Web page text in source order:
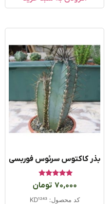
بذر کاکتوس سرئوس فوربسی
5.0070,000 تومان
کد محصول: KD1243